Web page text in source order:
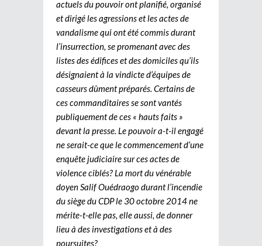
actuels du pouvoir ont planifié, organisé
et dirigé les agressions et les actes de
vandalisme qui ont été commis durant
l’insurrection, se promenant avec des
listes des édifices et des domiciles qu’ils
désignaient à la vindicte d’équipes de
casseurs dûment préparés. Certains de
ces commanditaires se sont vantés
publiquement de ces « hauts faits »
devant la presse. Le pouvoir a-t-il engagé
ne serait-ce que le commencement d’une
enquête judiciaire sur ces actes de
violence ciblés? La mort du vénérable
doyen Salif Ouédraogo durant l’incendie
du siège du CDP le 30 octobre 2014 ne
mérite-t-elle pas, elle aussi, de donner
lieu à des investigations et à des
poursuites?